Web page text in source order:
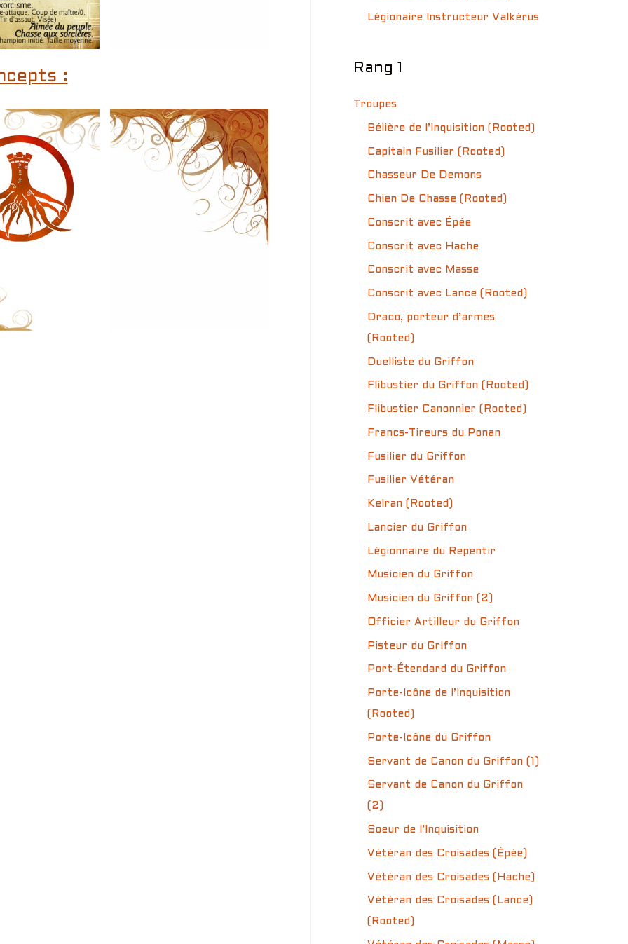
:
Légionaire Instructeur Valkérus
Rang 1
Troupes
Bélière de l’Inquisition (Rooted)
Capitain Fusilier (Rooted)
Chasseur De Demons
Chien De Chasse (Rooted)
Conscrit avec Épée
Conscrit avec Hache
Conscrit avec Masse
Conscrit avec Lance (Rooted)
Draco, porteur d’armes
(Rooted)
Duelliste du Griffon
Flibustier du Griffon (Rooted)
Flibustier Canonnier (Rooted)
Francs-Tireurs du Ponan
Fusilier du Griffon
Fusilier Vétéran
Kelran (Rooted)
Lancier du Griffon
Légionnaire du Repentir
Musicien du Griffon
Musicien du Griffon (2)
Officier Artilleur du Griffon
Pisteur du Griffon
Port-Étendard du Griffon
Porte-Icône de l’Inquisition
(Rooted)
Porte-Icône du Griffon
Servant de Canon du Griffon (1)
Servant de Canon du Griffon
(2)
Soeur de l’Inquisition
Vétéran des Croisades (Épée)
Vétéran des Croisades (Hache)
Vétéran des Croisades (Lance)
(Rooted)